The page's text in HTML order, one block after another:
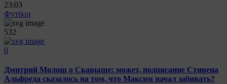
23:03
Футбол
532
0
Дмитрий Молош о Скавыше: может, подписание Стивена
Альфреда сказалось на том, что Максим начал забивать?